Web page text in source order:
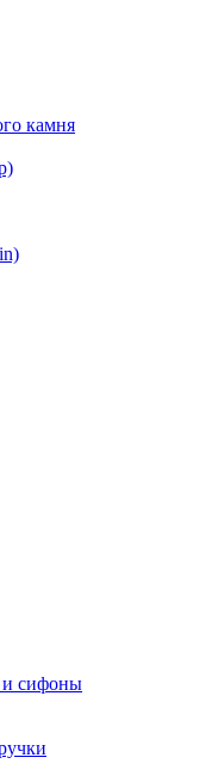
камня
сифоны